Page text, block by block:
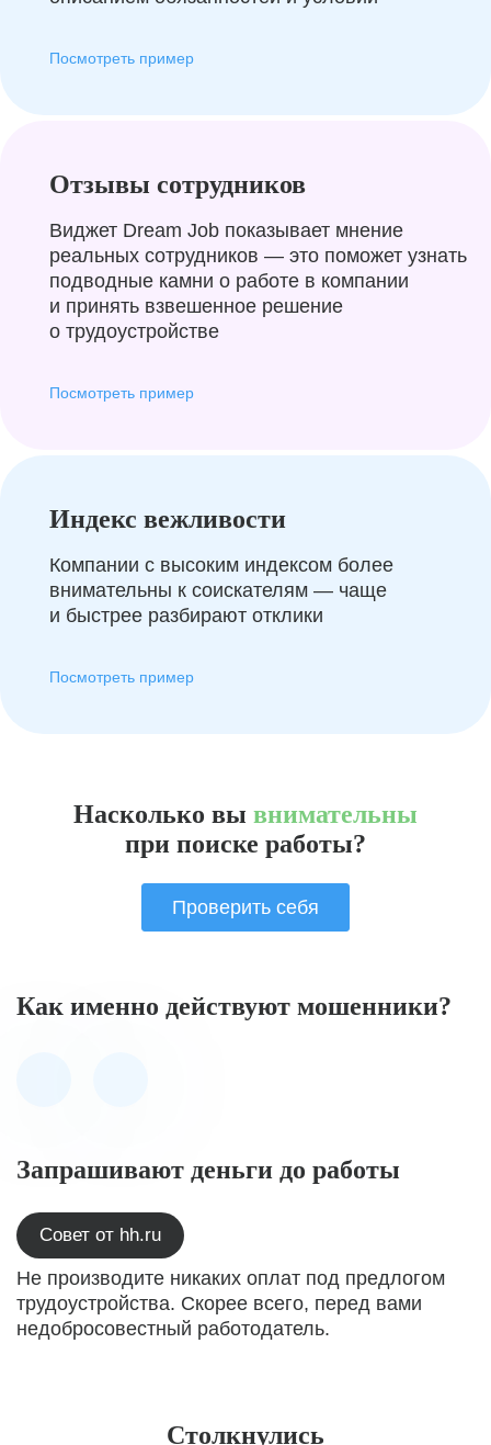
Посмотреть пример
Отзывы сотрудников
Виджет Dream Job показывает мнение
реальных сотрудников — это поможет узнать
подводные камни о работе в компании
и принять взвешенное решение
о трудоустройстве
Посмотреть пример
Индекс вежливости
Компании с высоким индексом более
внимательны к соискателям — чаще
и быстрее разбирают отклики
Посмотреть пример
Насколько вы внимательны
при поиске работы?
Проверить себя
Как именно действуют мошенники?
Запрашивают деньги до работы
Совет от hh.ru
Не производите никаких оплат под предлогом
трудоустройства. Скорее всего, перед вами
недобросовестный работодатель.
Столкнулись